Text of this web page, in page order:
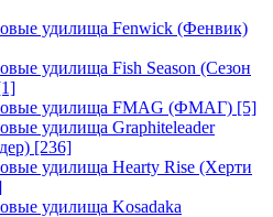
удилища Fenwick (Фенвик)
удилища Fish Season (Сезон
удилища FMAG (ФМАГ) [5]
удилища Graphiteleader
[236]
удилища Hearty Rise (Херти
удилища Kosadaka